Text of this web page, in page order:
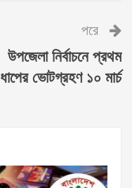
পরে
উপজেলা নির্বাচনে প্রথম
ধাপের ভোটগ্রহণ ১০ মার্চ